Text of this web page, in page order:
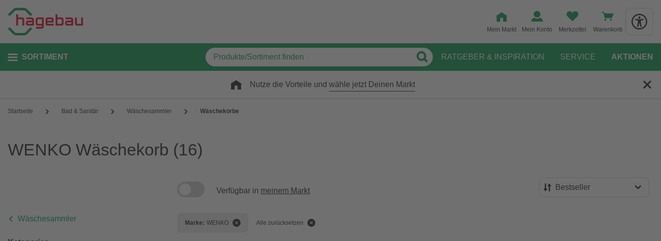
Mein Markt Mein Konto Merkzettel Warenkorb
SORTIMENT RATGEBER & INSPIRATION SERVICE AKTIONEN
Nutze die Vorteile und wähle jetzt Deinen Markt
Startseite Bad & Sanitär Wäschesammler Wäschekörbe
WENKO Wäschekorb (16)
Wäschesammler
Verfügbar in meinem Markt Bestseller
Marke: WENKO Alle zurücksetzen